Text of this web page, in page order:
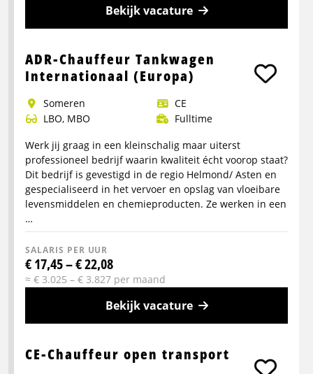
Bekijk vacature
info
over
Medewerker
|
Orderpicker
|
Magazijnmedewerker
|
Fulltime
&
Parttime
|
Regio
ADR-Chauffeur Tankwagen
Internationaal (Europa)
Someren
CE
LBO, MBO
Fulltime
Werk jij graag in een kleinschalig maar uiterst
professioneel bedrijf waarin kwaliteit écht voorop staat?
Dit bedrijf is gevestigd in de regio Helmond/ Asten en
gespecialiseerd in het vervoer en opslag van vloeibare
levensmiddelen en chemieproducten. Ze werken in een
…
SALARIS PER UUR
€ 17,45 – € 22,08
≈ € 3.025 – € 3.827 per maand
Bekijk vacature
info
CE-Chauffeur open transport